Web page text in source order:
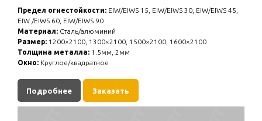
Предел огнестойкости: EIW/EIWS 15, EIW/EIWS 30, EIW/EIWS 45,
EIW /EIWS 60, EIW/EIWS 90
Материал: Сталь/алюминий
Размер: 1200×2100, 1300×2100, 1500×2100, 1600×2100
Толщина металла: 1.5мм, 2мм
Окно: Круглое/квадратное
Подробнее Заказать